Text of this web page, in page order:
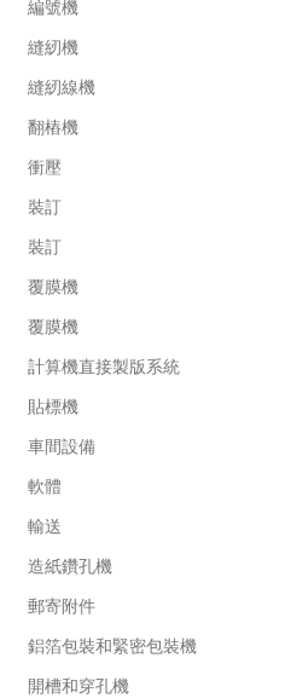
編號機
縫紉機
縫紉線機
翻樁機
衝壓
裝訂
裝訂
覆膜機
覆膜機
計算機直接製版系統
貼標機
車間設備
軟體
輸送
造紙鑽孔機
郵寄附件
鋁箔包裝和緊密包裝機
開槽和穿孔機